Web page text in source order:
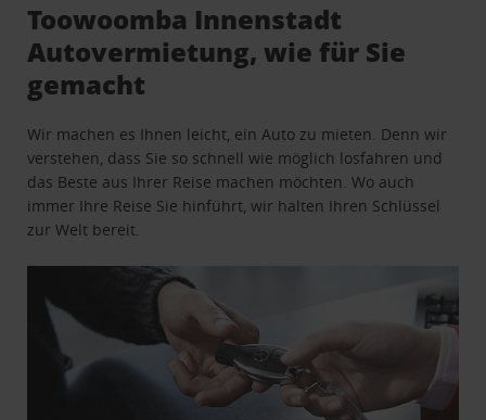
Toowoomba Innenstadt
Autovermietung, wie für Sie
gemacht
Wir machen es Ihnen leicht, ein Auto zu mieten. Denn wir
verstehen, dass Sie so schnell wie möglich losfahren und
das Beste aus Ihrer Reise machen möchten. Wo auch
immer Ihre Reise Sie hinführt, wir halten Ihren Schlüssel
zur Welt bereit.